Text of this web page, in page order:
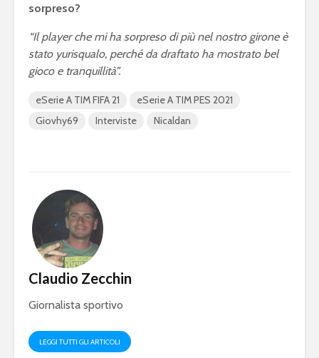
sorpreso?
“Il player che mi ha sorpreso di più nel nostro girone è
stato yurisqualo, perché da draftato ha mostrato bel
gioco e tranquillità”.
eSerie A TIM FIFA 21
eSerie A TIM PES 2021
Giovhy69
Interviste Nicaldan
Claudio Zecchin
Giornalista sportivo
LEGGI TUTTI GLI ARTICOLI